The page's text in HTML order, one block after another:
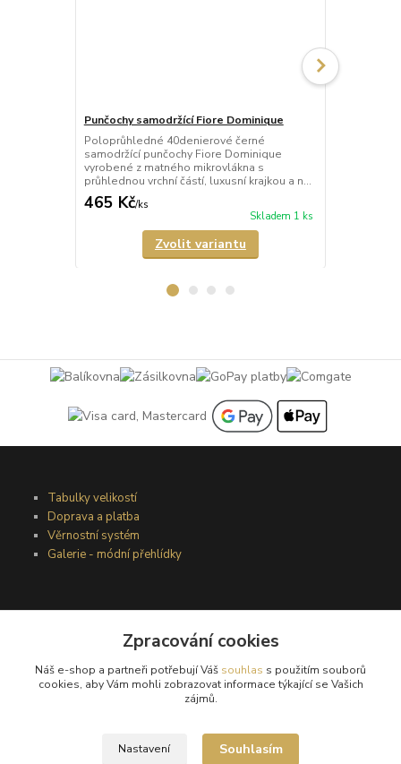
Punčochy samodržící Fiore Dominique
Poloprůhledné 40denierové černé
samodržící punčochy Fiore Dominique
vyrobené z matného mikrovlákna s
průhlednou vrchní částí, luxusní krajkou a n...
465 Kč/ks
Skladem 1 ks
Zvolit variantu
Tabulky velikostí
Doprava a platba
Věrnostní systém
Galerie - módní přehlídky
Obchodní podmínky
Ochrana osobních údajů
Kontakty
Reklamační řád
Zpracování cookies
Náš e-shop a partneři potřebují Váš souhlas s použitím souborů
cookies, aby Vám mohli zobrazovat informace týkající se Vašich
zájmů.
Nastavení Souhlasím